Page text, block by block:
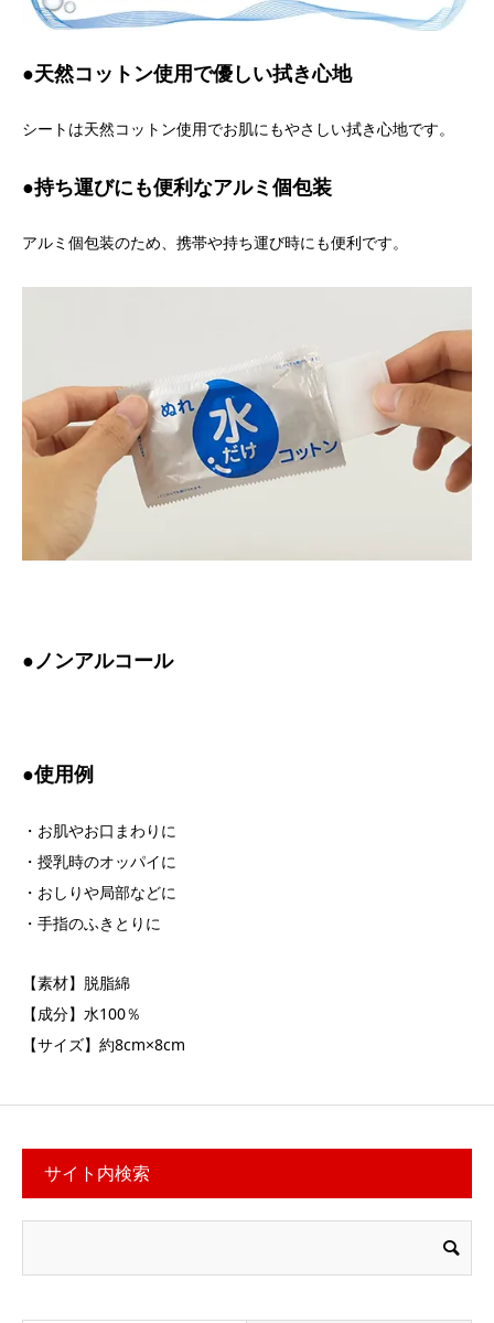
●天然コットン使用で優しい拭き心地
シートは天然コットン使用でお肌にもやさしい拭き心地です。
●持ち運びにも便利なアルミ個包装
アルミ個包装のため、携帯や持ち運び時にも便利です。
●ノンアルコール
●使用例
・お肌やお口まわりに
・授乳時のオッパイに
・おしりや局部などに
・手指のふきとりに
【素材】脱脂綿
【成分】水100％
【サイズ】約8cm×8cm
サイト内検索